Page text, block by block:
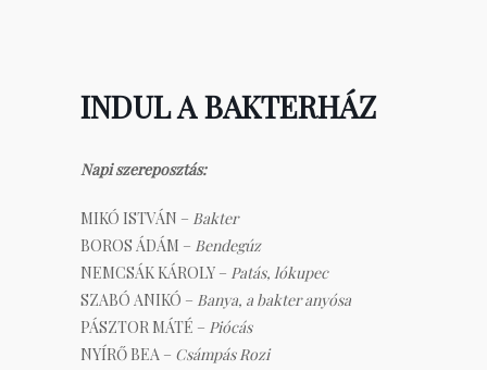
INDUL A BAKTERHÁZ
Napi szereposztás:
MIKÓ ISTVÁN – Bakter
BOROS ÁDÁM – Bendegúz
NEMCSÁK KÁROLY – Patás, lókupec
SZABÓ ANIKÓ – Banya, a bakter anyósa
PÁSZTOR MÁTÉ – Piócás
NYÍRŐ BEA – Csámpás Rozi